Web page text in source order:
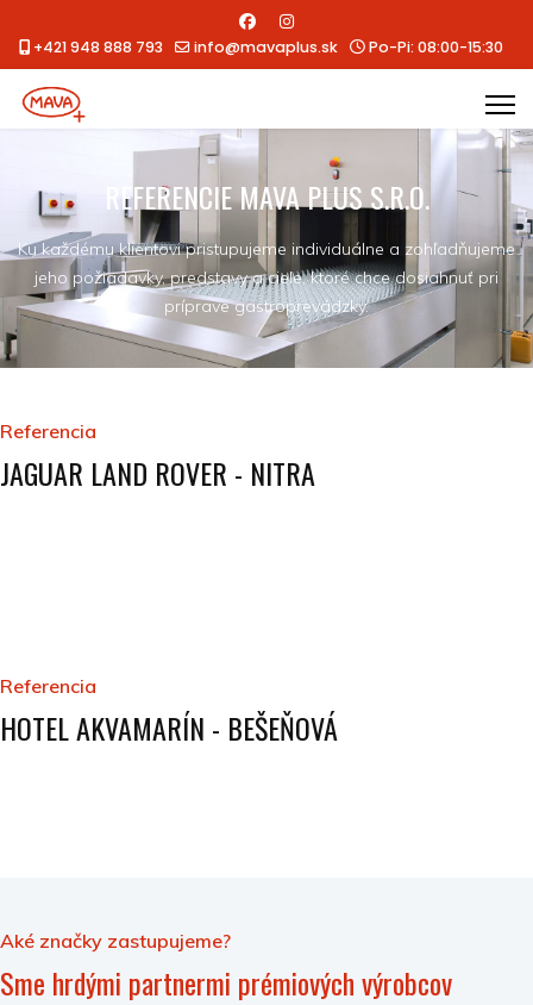
+421 948 888 793 info@mavaplus.sk Po-Pi: 08:00-15:30
REFERENCIE MAVA PLUS S.R.O.
Ku každému klientovi pristupujeme individuálne a zohľadňujeme
jeho požiadavky, predstavy a ciele, ktoré chce dosiahnuť pri
príprave gastroprevádzky.
Referencia
JAGUAR LAND ROVER - NITRA
Referencia
HOTEL AKVAMARÍN - BEŠEŇOVÁ
Aké značky zastupujeme?
Sme hrdými partnermi prémiových výrobcov